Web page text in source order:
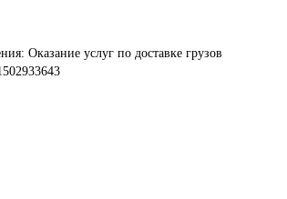
Оказание услуг по доставке грузов